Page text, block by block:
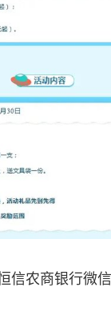
农商银行微信